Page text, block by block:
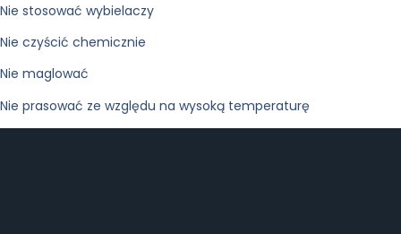
Nie stosować wybielaczy
Nie czyścić chemicznie
Nie maglować
Nie prasować ze względu na wysoką temperaturę